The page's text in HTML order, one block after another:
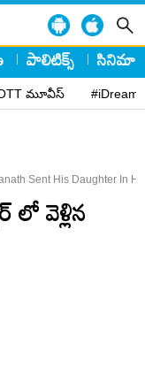
పాలిటిక్స్ సినిమా
మూవీస్
Sent His Daughter In
లో వెళ్లిన